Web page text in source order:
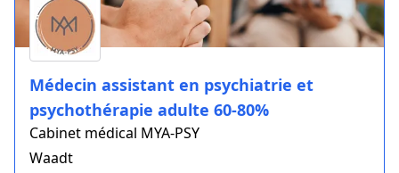
Médecin assistant en psychiatrie et
psychothérapie adulte 60-80%
Cabinet médical MYA-PSY
Waadt